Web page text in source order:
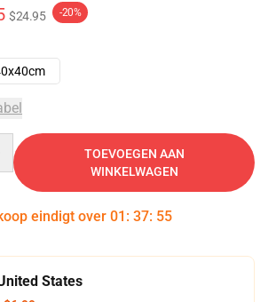
$24.95 -20%
TOEVOEGEN AAN
WINKELWAGEN
eindigt over 01 : 37: 54
States